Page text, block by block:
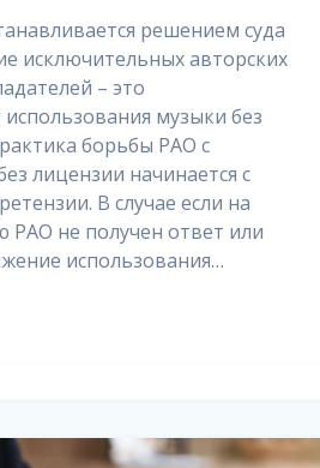
решением суда
исключительных авторских
– это
музыки без
борьбы РАО с
лицензии начинается с
В случае если на
не получен ответ или
использования…